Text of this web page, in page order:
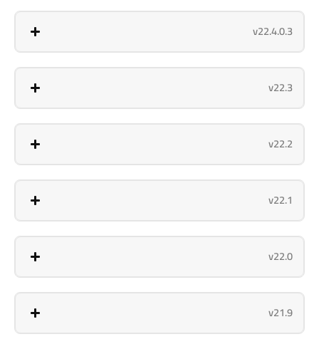
v22.4.0.3
v22.3
v22.2
v22.1
v22.0
v21.9